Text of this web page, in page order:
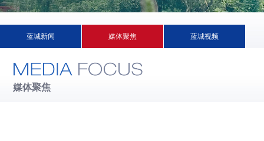
蓝城新闻 媒体聚焦 蓝城视频
媒体聚焦